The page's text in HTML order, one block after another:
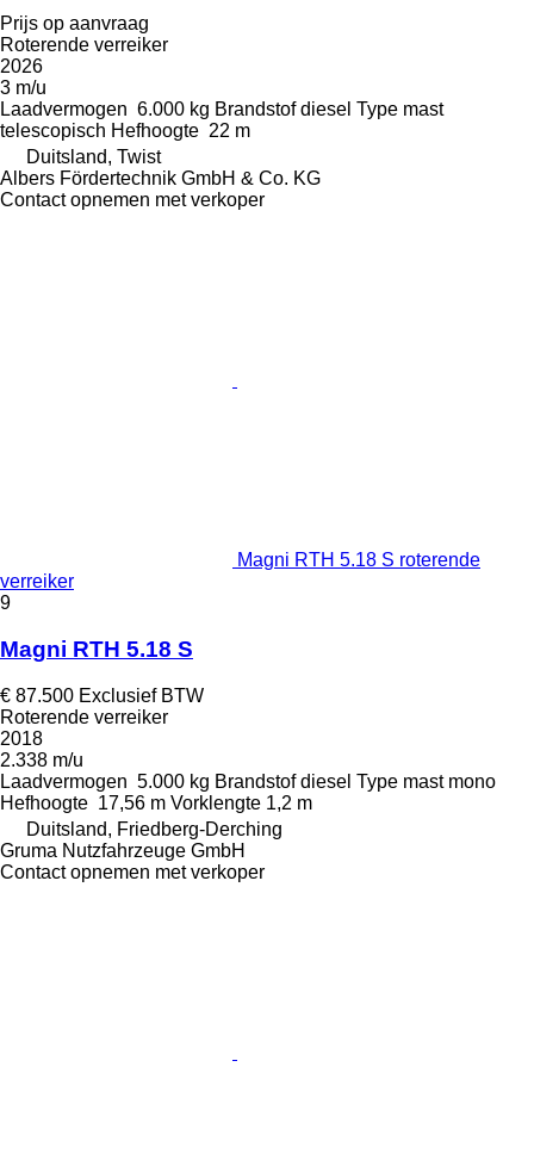
Prijs op aanvraag
Roterende verreiker
2026
3 m/u
Laadvermogen 6.000 kg Brandstof diesel Type mast
telescopisch Hefhoogte 22 m
Duitsland, Twist
Albers Fördertechnik GmbH & Co. KG
Contact opnemen met verkoper
Magni RTH 5.18 S roterende
verreiker
9
Magni RTH 5.18 S
€ 87.500 Exclusief BTW
Roterende verreiker
2018
2.338 m/u
Laadvermogen 5.000 kg Brandstof diesel Type mast mono
Hefhoogte 17,56 m Vorklengte 1,2 m
Duitsland, Friedberg-Derching
Gruma Nutzfahrzeuge GmbH
Contact opnemen met verkoper